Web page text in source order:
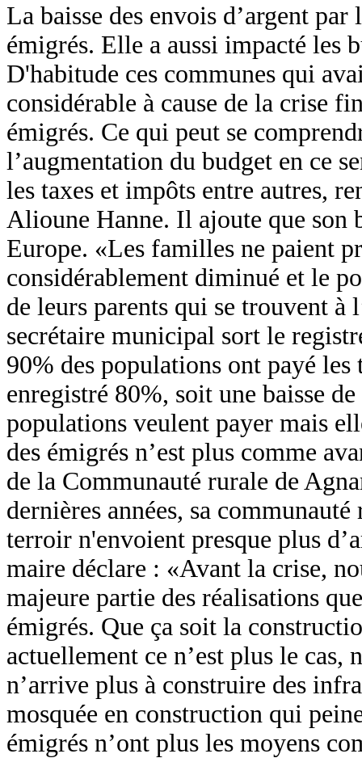
La baisse des envois d’argent
émigrés. Elle a aussi impacté les
D'habitude ces communes qui
considérable à cause de la crise
émigrés. Ce qui peut se
l’augmentation du budget en ce
les taxes et impôts entre autres,
Alioune Hanne. Il ajoute que son
Europe. «Les familles ne paient
considérablement diminué et le
de leurs parents qui se trouvent
secrétaire municipal sort le
90% des populations ont payé
enregistré 80%, soit une baisse
populations veulent payer mais
des émigrés n’est plus comme
de la Communauté rurale de
dernières années, sa
terroir n'envoient presque plus
maire déclare : «Avant la crise,
majeure partie des réalisations
émigrés. Que ça soit la
actuellement ce n’est plus le cas,
n’arrive plus à construire des
mosquée en construction qui
émigrés n’ont plus les moyens